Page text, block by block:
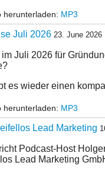
herunterladen: MP3
Juli 2026 23. June 2026
Juli 2026 für
es wieder einen
herunterladen: MP3
Lead Marketing
Podcast-Host
Lead Marketing